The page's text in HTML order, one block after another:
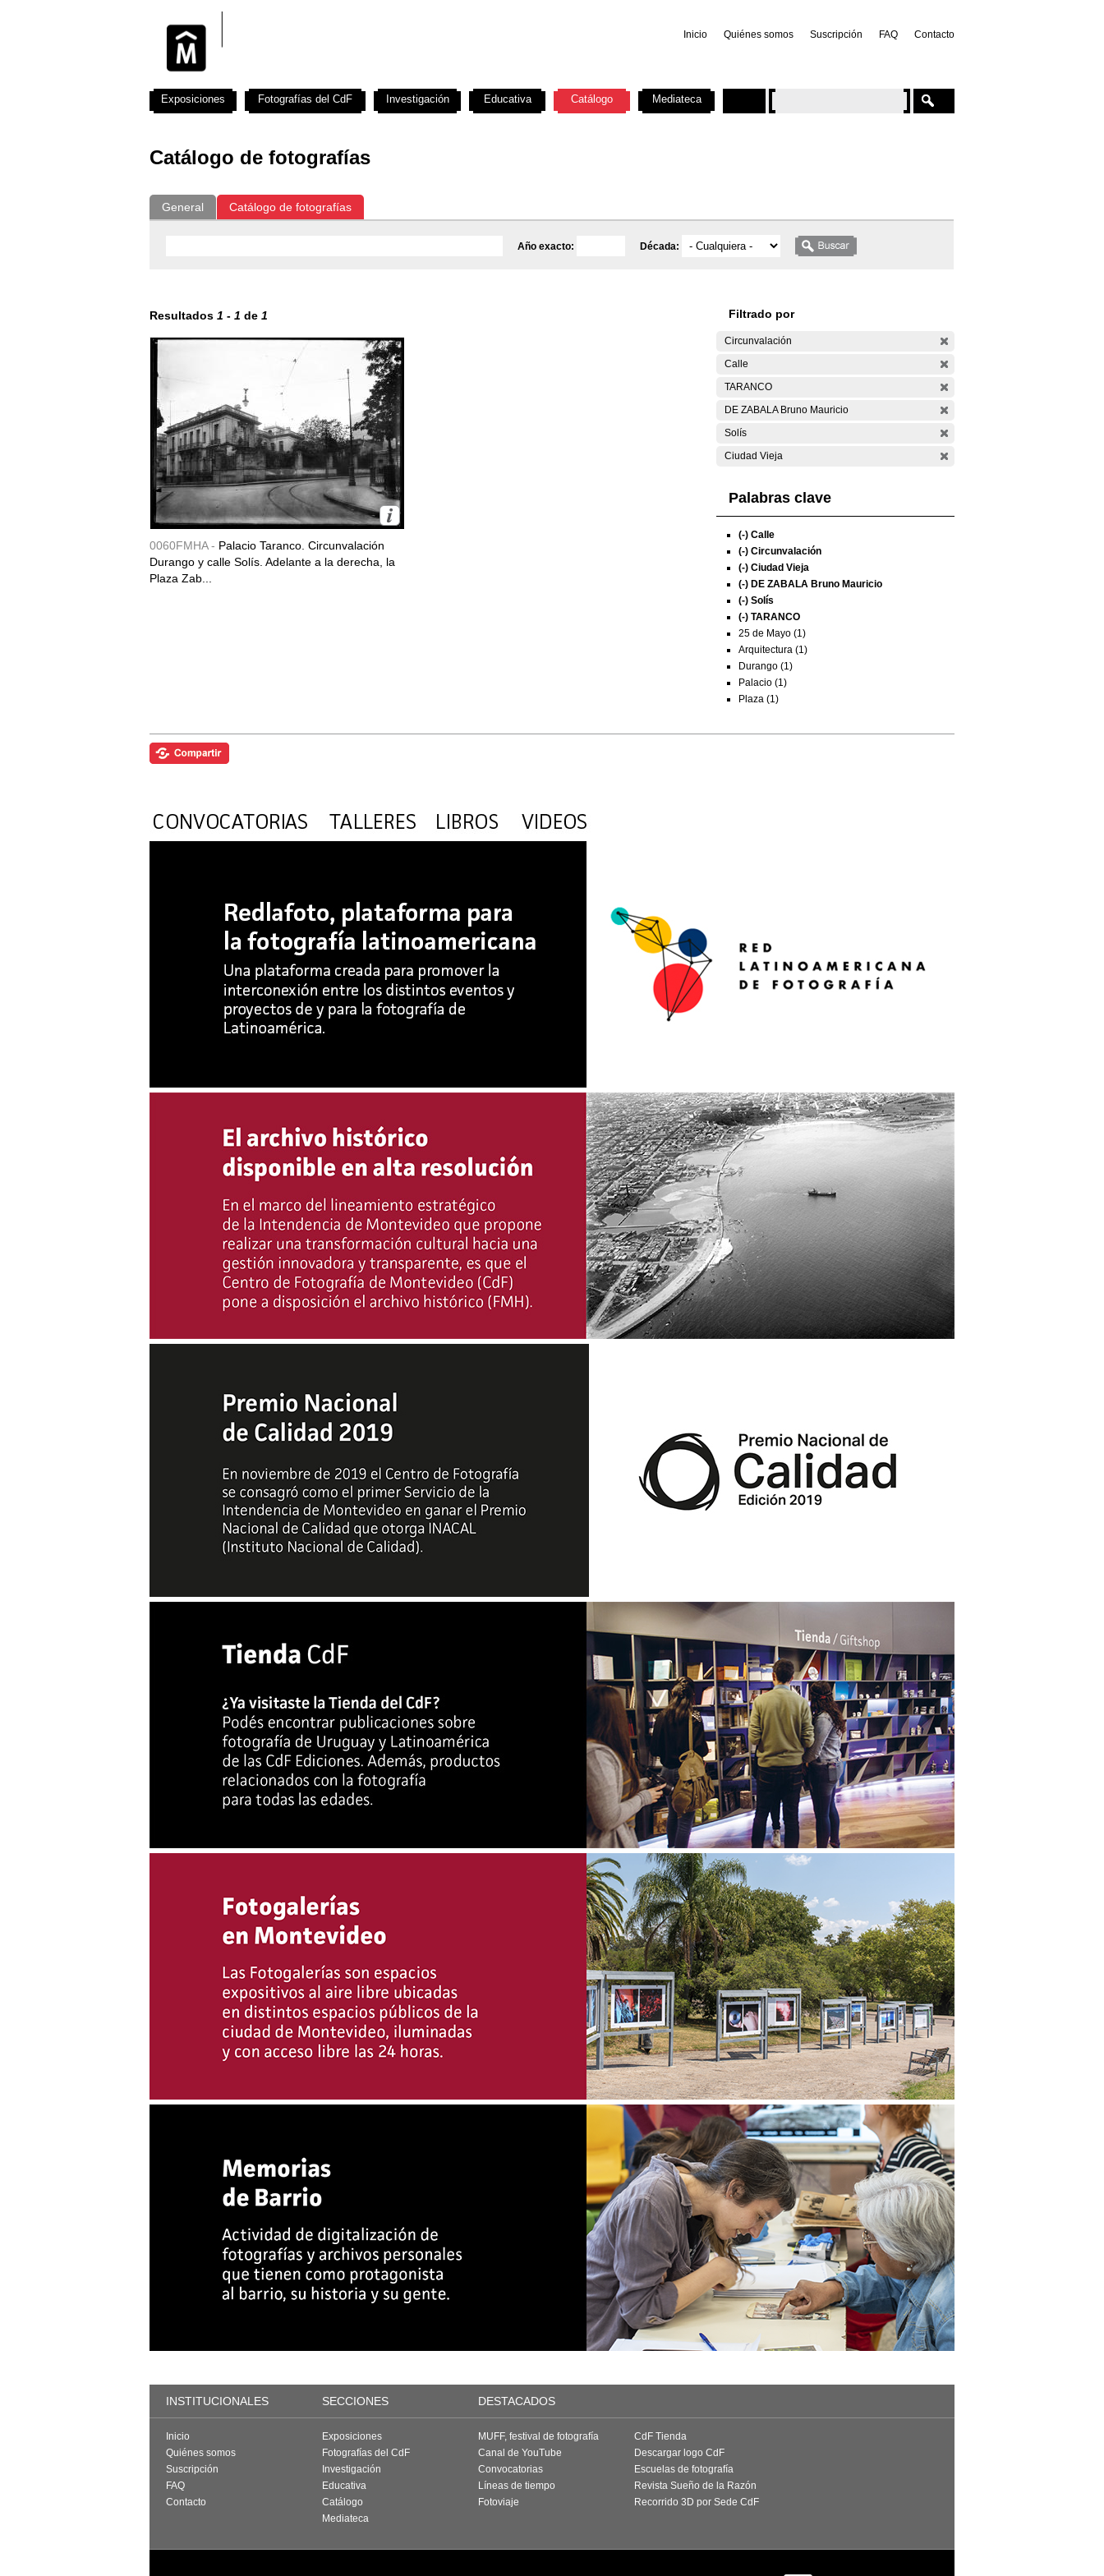
Inicio Quiénes somos Suscripción FAQ Contacto
Catálogo de fotografías
General Catálogo de fotografías
Año exacto: Década:
Resultados 1 - 1 de 1
0060FMHA - Palacio Taranco. Circunvalación
Durango y calle Solís. Adelante a la derecha, la
Plaza Zab...
Filtrado por
Circunvalación
Calle
TARANCO
DE ZABALA Bruno Mauricio
Solís
Ciudad Vieja
Palabras clave
(-) Calle
(-) Circunvalación
(-) Ciudad Vieja
(-) DE ZABALA Bruno Mauricio
(-) Solís
(-) TARANCO
25 de Mayo (1)
Arquitectura (1)
Durango (1)
Palacio (1)
Plaza (1)
Exposiciones Fotografías del CdF Investigación Educativa Catálogo Mediateca
INSTITUCIONALES SECCIONES DESTACADOS
Inicio
Quiénes somos
Suscripción
FAQ
Contacto
Exposiciones
Fotografías del CdF
Investigación
Educativa
Catálogo
Mediateca
MUFF, festival de fotografía
Canal de YouTube
Convocatorias
Líneas de tiempo
Fotoviaje
CdF Tienda
Descargar logo CdF
Escuelas de fotografía
Revista Sueño de la Razón
Recorrido 3D por Sede CdF